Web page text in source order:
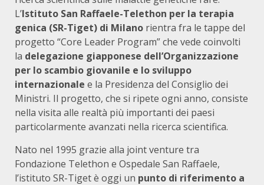
L’Istituto San Raffaele-Telethon per la terapia
genica (SR-Tiget) di Milano rientra fra le tappe del
progetto “Core Leader Program” che vede coinvolti
la delegazione giapponese dell’Organizzazione
per lo scambio giovanile e lo sviluppo
internazionale e la Presidenza del Consiglio dei
Ministri. Il progetto, che si ripete ogni anno, consiste
nella visita alle realtà più importanti dei paesi
particolarmente avanzati nella ricerca scientifica.
Nato nel 1995 grazie alla joint venture tra
Fondazione Telethon e Ospedale San Raffaele,
l’istituto SR-Tiget è oggi un punto di riferimento a